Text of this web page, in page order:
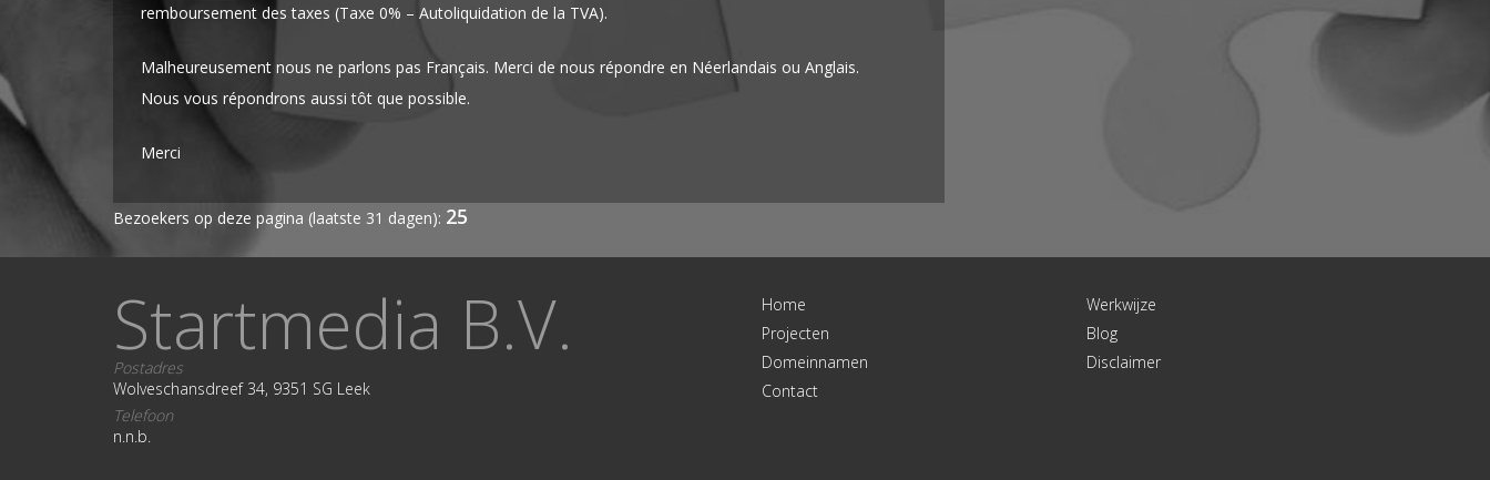
remboursement des taxes (Taxe 0% – Autoliquidation de la TVA).
Malheureusement nous ne parlons pas Français. Merci de nous répondre en Néerlandais ou Anglais.
Nous vous répondrons aussi tôt que possible.
Merci
Bezoekers op deze pagina (laatste 31 dagen): 25
Startmedia B.V.
Postadres
Wolveschansdreef 34, 9351 SG Leek
Telefoon
n.n.b.
Home
Projecten
Domeinnamen
Contact
Werkwijze
Blog
Disclaimer